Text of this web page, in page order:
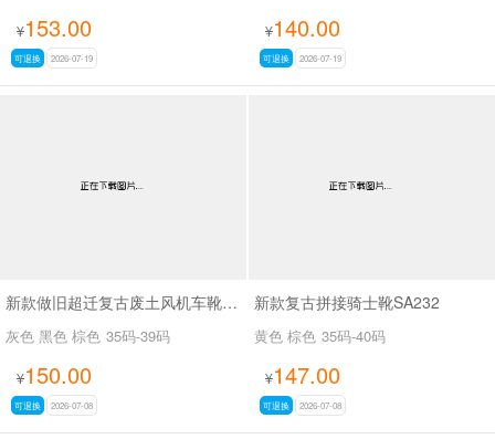
¥153.00
可退换 2026-07-19
¥140.00
可退换 2026-07-19
新款做旧超迁复古废土风机车靴SA8036
灰色 黑色 棕色 35码-39码
¥150.00
可退换 2026-07-08
新款复古拼接骑士靴SA232
黄色 棕色 35码-40码
¥147.00
可退换 2026-07-08